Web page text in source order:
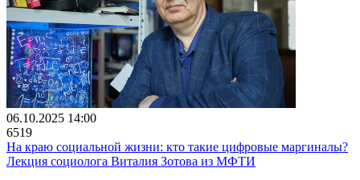
06.10.2025 14:00
6519
На краю социальной жизни: кто такие цифровые маргиналы?
Лекция социолога Виталия Зотова из МФТИ